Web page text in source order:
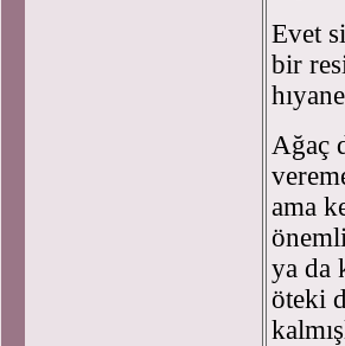
Evet
bir
Ağaç
ama
ya da
öteki